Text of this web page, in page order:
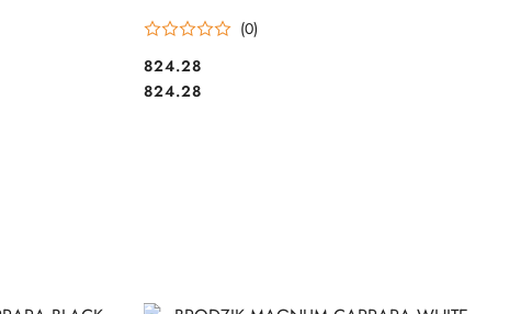
(0)
Cena:
824.28
Cena:
824.28